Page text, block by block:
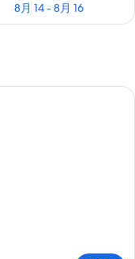
8月 14 - 8月 16
房, 无烟房 (Sakura ) | 迷你